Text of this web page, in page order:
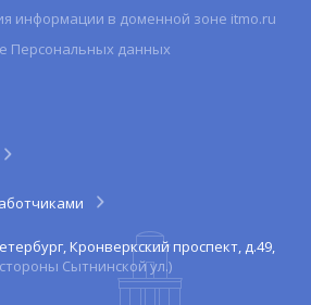
информации в доменной зоне itmo.ru
Персональных данных
Кронверкский проспект, д.49,
Сытнинской ул.)